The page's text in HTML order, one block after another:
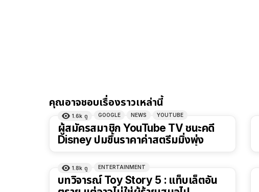
คุณอาจชอบเรื่องราวเหล่านี้
1.6k ดู GOOGLE NEWS YOUTUBE
ผู้สมัครสมาชิก YouTube TV ชนะคดี
Disney ปมขึ้นราคาค่าสตรีมมิ่งพุ่ง
1.8k ดู ENTERTAINMENT
บทวิจารณ์ Toy Story 5 : แท็บเล็ตอัน